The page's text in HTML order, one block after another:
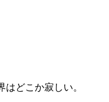
どこか寂しい。